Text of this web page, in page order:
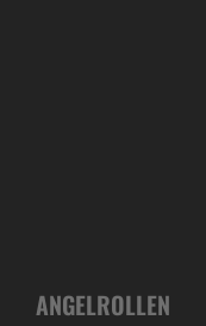
ANGELROLLEN